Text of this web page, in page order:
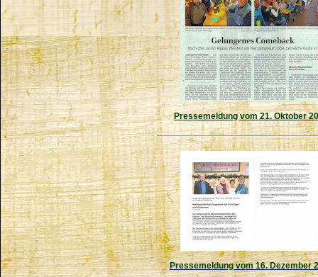
Pressemeldung vom 21. Oktober
Pressemeldung vom 16. Dezember